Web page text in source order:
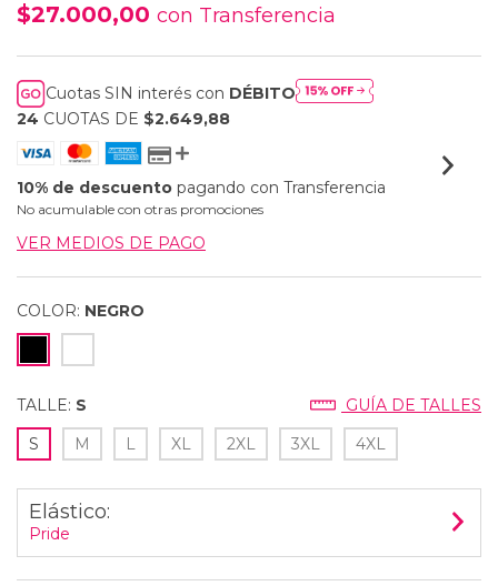
$27.000,00 con Transferencia
Cuotas SIN interés con DÉBITO
24 CUOTAS DE $2.649,88
10% de descuento pagando con Transferencia
No acumulable con otras promociones
VER MEDIOS DE PAGO
COLOR: NEGRO
TALLE: S
GUÍA DE TALLES
S
M L XL 2XL 3XL 4XL
Elástico:
Pride